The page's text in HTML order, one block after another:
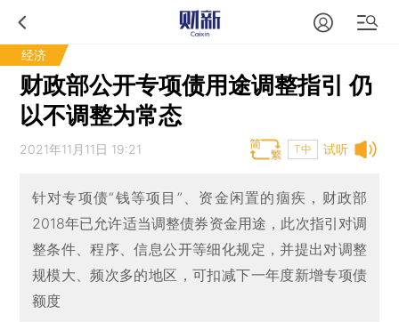
经济
财政部公开专项债用途调整指引 仍
以不调整为常态
试听
2021年11月11日 19:21 T中
针对专项债“钱等项目”、资金闲置的痼疾，财政部
2018年已允许适当调整债券资金用途，此次指引对调
整条件、程序、信息公开等细化规定，并提出对调整
规模大、频次多的地区，可扣减下一年度新增专项债
额度